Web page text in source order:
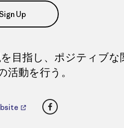
Up
目指し、ポジティブな
活動を行う。
Facebook